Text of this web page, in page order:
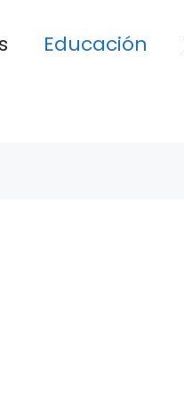
Educación